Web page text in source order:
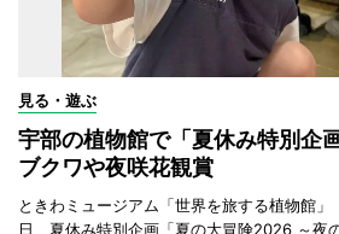
見る・遊ぶ
宇部の植物館で「夏休み特別企
ブクワや夜咲花観賞
ときわミュージアム「世界を旅する植物館」
日、夏休み特別企画「夏の大冒険2026 ～夜